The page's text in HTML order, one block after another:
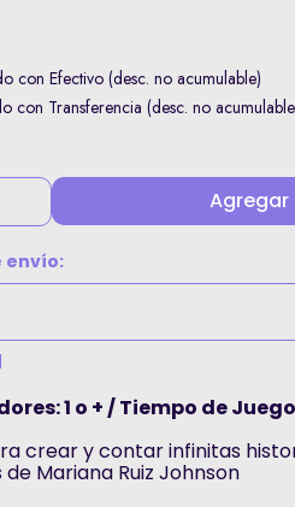
con Efectivo (desc. no acumulable)
con Transferencia (desc. no
envío:
1 o + / Tiempo de
crear y contar infinitas
Mariana Ruiz Johnson